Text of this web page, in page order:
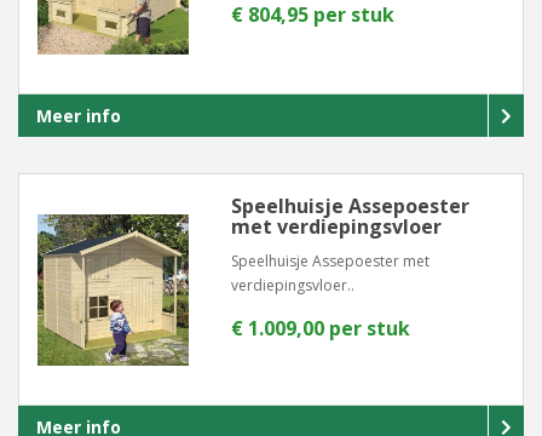
€ 804,95 per stuk
Meer info
Speelhuisje Assepoester
met verdiepingsvloer
Speelhuisje Assepoester met
verdiepingsvloer..
€ 1.009,00 per stuk
Meer info